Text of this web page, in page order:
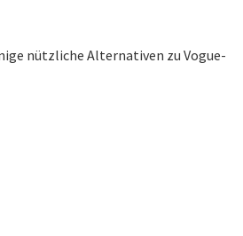
nützliche Alternativen zu Vogue-